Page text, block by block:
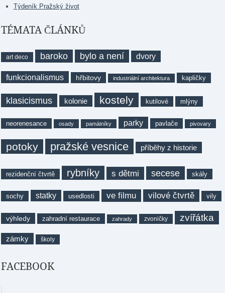
Týdeník Pražský život
TÉMATA ČLÁNKŮ
art deco baroko bylo a není dvory
funkcionalismus hřbitovy industriální architektura kapličky
klasicismus kolonie kostely kutilové mlýny
neorenesance osady památníky parky pavlače pivovary
potoky pražské vesnice příběhy z historie
rezidenční čtvrtě rybníky s dětmi secese skály
sochy statky usedlosti ve filmu vilové čtvrtě vily
výhledy zahradní restaurace zahrady zvoničky zvířátka
zámky školy
FACEBOOK